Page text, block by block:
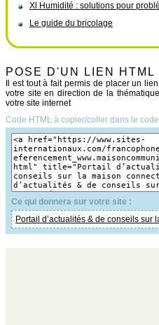
Xl Humidité : solutions pour
Le guide du bricolage
POSE D'UN LIEN HTML
Il est tout à fait permis de placer un
votre site en direction de la
votre site internet
Code HTML à copier/coller dans le
Ce qui donnera sur votre site :
Portail d’actualités & de conseils sur